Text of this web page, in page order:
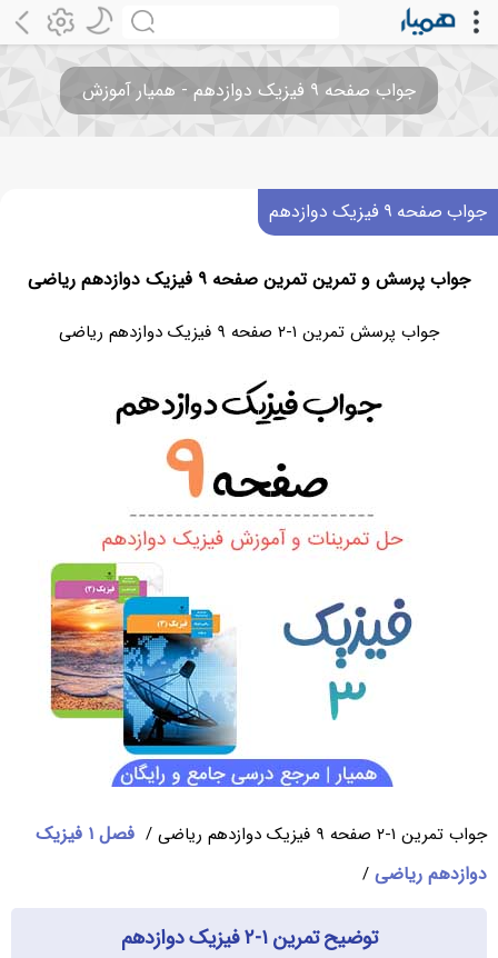
جواب صفحه ۹ فیزیک دوازدهم - همیار آموزش
جواب صفحه ۹ فیزیک دوازدهم
جواب پرسش و تمرین تمرین صفحه ۹ فیزیک دوازدهم ریاضی
جواب پرسش تمرین ۱-۲ صفحه ۹ فیزیک دوازدهم ریاضی
جواب تمرین ۱-۲ صفحه ۹ فیزیک دوازدهم ریاضی /
فصل ۱ فیزیک
دوازدهم ریاضی /
توضیح تمرین ۱-۲ فیزیک دوازدهم